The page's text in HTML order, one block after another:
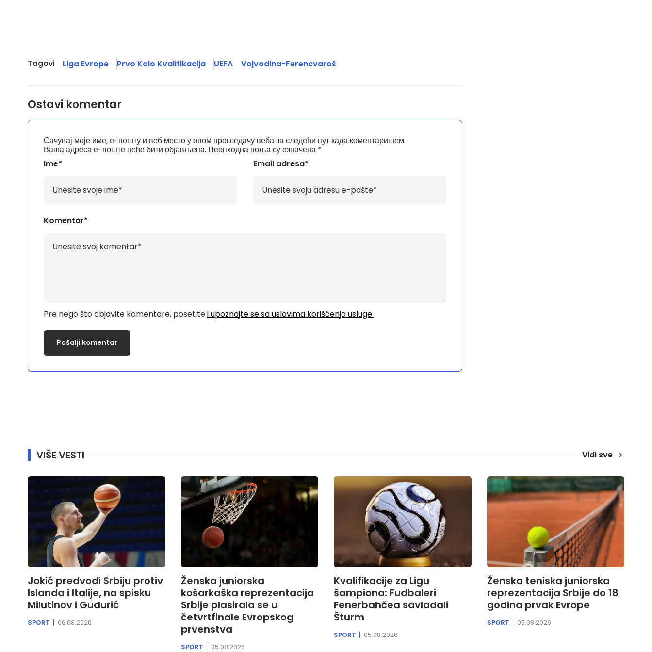
Tagovi Liga Evrope Prvo Kolo Kvalifikacija UEFA Vojvodina-Ferencvaroš
Ostavi komentar
Ваша адреса е-поште неће бити објављена. Неопходна поља су означена *
Komentar*
Pre nego što objavite komentare, posetitei upoznajte se sa uslovima korišćenja usluge.
Ime* Email adresa*
Сачувај моје име, е-пошту и веб место у овом прегледачу веба за следећи пут када коментаришем.
VIŠE VESTI Vidi sve
Jokić predvodi Srbiju protiv
Islanda i Italije, na spisku
Milutinov i Gudurić
SPORT 06.08.2026
Ženska juniorska
košarkaška reprezentacija
Srbije plasirala se u
četvrtfinale Evropskog
prvenstva
SPORT 05.08.2026
Kvalifikacije za Ligu
šampiona: Fudbaleri
Fenerbahčea savladali
Šturm
SPORT 05.08.2026
Ženska teniska juniorska
reprezentacija Srbije do 18
godina prvak Evrope
SPORT 05.08.2026